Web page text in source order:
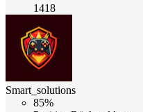
1418
Smart_solutions
85%